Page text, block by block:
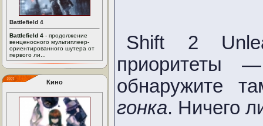
Battlefield 4
Battlefield 4 - продолжение
венценосного мультиплеер-
ориентированного шутера от
первого ли...
Кино
Shift 2
приоритеты
обнаружите
гонка. Ничего